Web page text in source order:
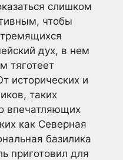
слишком
чтобы
дух, в нем
тяготеет
исторических и
таких
впечатляющих
как Северная
базилика
приготовил для